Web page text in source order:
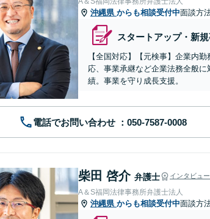
沖縄県 からも相談受付中面談方
スタートアップ・新
【全国対応】【元検事】企業内
応、事業承継など企業法務全般
績。事業を守り成長支援。
電話でお問い合わせ
柴田 啓介 弁護士 インタビュ
A＆S福岡法律事務所弁護士法人
沖縄県 からも相談受付中面談方